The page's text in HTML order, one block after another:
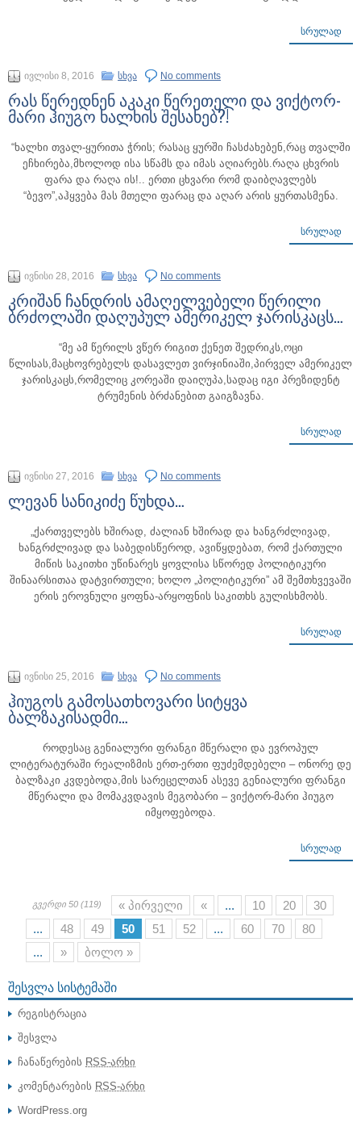
ᲡᲠᲣᲚᲐᲓ
ივლისი 8, 2016 სხვა No comments
რას წერედნენ აკაკი წერეთელი და ვიქტორ-
მარი ჰიუგო ხალხის შესახებ?!
“ხალხი თვალ-ყურითა ჭრის; რასაც ყურში ჩასძახებენ,რაც თვალში
ეჩხირება,მხოლოდ ისა სწამს და იმას აღიარებს.რაღა ცხვრის
ფარა და რაღა ის!.. ერთი ცხვარი რომ დაიბღავლებს
“ბევო”,აჰყვება მას მთელი ფარაც და აღარ არის ყურთასმენა.
ᲡᲠᲣᲚᲐᲓ
ივნისი 28, 2016 სხვა No comments
კრიშან ჩანდრის ამაღელვებელი წერილი
ბრძოლაში დაღუპულ ამერიკელ ჯარისკაცს…
“მე ამ წერილს ვწერ რიგით ქენეთ შედრიკს,ოცი
წლისას,მაცხოვრებელს დასავლეთ ვირჯინიაში,პირველ ამერიკელ
ჯარისკაცს,რომელიც კორეაში დაიღუპა,სადაც იგი პრეზიდენტ
ტრუმენის ბრძანებით გაიგზავნა.
ᲡᲠᲣᲚᲐᲓ
ივნისი 27, 2016 სხვა No comments
ლევან სანიკიძე წუხდა…
„ქართველებს ხშირად, ძალიან ხშირად და ხანგრძლივად,
ხანგრძლივად და საბედისწეროდ, ავიწყდებათ, რომ ქართული
მიწის საკითხი უწინარეს ყოვლისა სწორედ პოლიტიკური
შინაარსითაა დატვირთული; ხოლო „პოლიტიკური” ამ შემთხვევაში
ერის ეროვნული ყოფნა-არყოფნის საკითხს გულისხმობს.
ᲡᲠᲣᲚᲐᲓ
ივნისი 25, 2016 სხვა No comments
ჰიუგოს გამოსათხოვარი სიტყვა
ბალზაკისადმი…
როდესაც გენიალური ფრანგი მწერალი და ევროპულ
ლიტერატურაში რეალიზმის ერთ-ერთი ფუძემდებელი – ონორე დე
ბალზაკი კვდებოდა,მის სარეცელთან ასევე გენიალური ფრანგი
მწერალი და მომაკვდავის მეგობარი – ვიქტორ-მარი ჰიუგო
იმყოფებოდა.
ᲡᲠᲣᲚᲐᲓ
გვერდი 50 (119) « პირველი « ... 10 20
30
...
48 49 50 51 52 ... 60 70
80
...
» ბოლო »
ᲨᲔᲡᲕᲚᲐ ᲡᲘᲡᲢᲔᲛᲐᲨᲘ
რეგისტრაცია
შესვლა
ჩანაწერების RSS-არხი
კომენტარების RSS-არხი
WordPress.org